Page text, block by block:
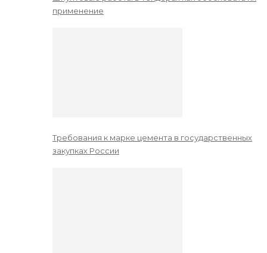
применение
Требования к марке цемента в государственных
закупках России